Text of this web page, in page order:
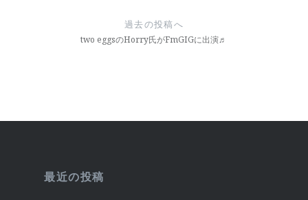
ー
過去の投稿へ
two eggsのHorry氏がFmGIGに出演♬
最近の投稿